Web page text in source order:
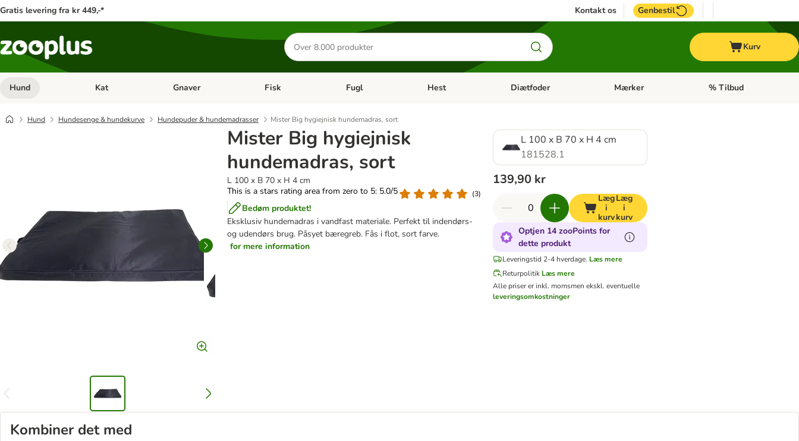
Gratis levering fra kr 449,-* Kontakt os Genbestil
Søg
efter
produkter
Kurv
Hund Åben kategori menu: Hund
Kat Åben kategori menu: Kat
Gnaver Åben kategori menu: Gnaver
Fisk Åben kategori menu: Fisk
Fugl Åben kategori menu: Fugl
Hest Åben kategori menu: Hest
Diætfoder Åben kategori menu: Diætfoder
Mærker Åben kategori menu:
% Tilbud
Hund Hundesenge & hundekurve Hundepuder & hundemadrasser Mister Big hygiejnisk hundemadras, sort
Mister Big hygiejnisk
hundemadras, sort
L 100 x B 70 x H 4 cm
This is a stars rating area from zero to 5: 5.0/5
(3)
Bedøm produktet!
Eksklusiv hundemadras i vandfast materiale. Perfekt til indendørs-
og udendørs brug. Påsyet bæregreb. Fås i flot, sort farve.
for mere information
L 100 x B 70 x H 4 cm
181528.1
139,90 kr
Læg
i
kurv
Læg
i
kurv
Optjen 14 zooPoints for
dette produkt
Leveringstid 2-4 hverdage. Læs mere
Returpolitik Læs mere
Alle priser er inkl. momsmen ekskl. eventuelle
leveringsomkostninger
Kombiner det med